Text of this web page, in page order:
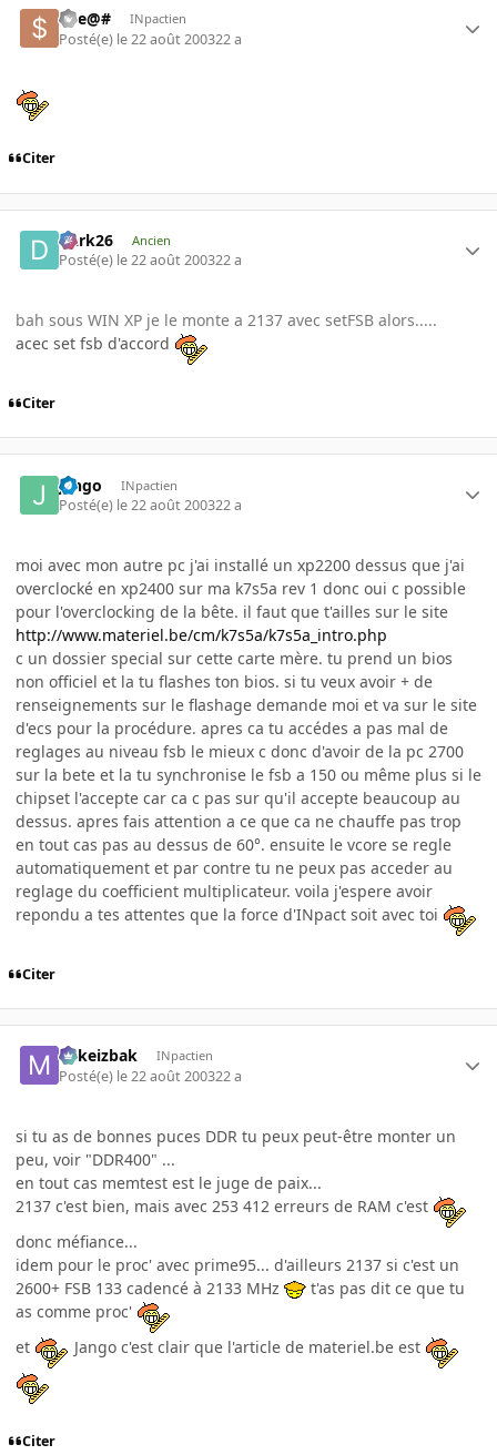
#$e@# INpactien
Posté(e) le 22 août 200322 a
Citer
Dark26 Ancien
Posté(e) le 22 août 200322 a
bah sous WIN XP je le monte a 2137 avec setFSB alors.....
acec set fsb d'accord
Citer
jango INpactien
Posté(e) le 22 août 200322 a
moi avec mon autre pc j'ai installé un xp2200 dessus que j'ai
overclocké en xp2400 sur ma k7s5a rev 1 donc oui c possible
pour l'overclocking de la bête. il faut que t'ailles sur le site
http://www.materiel.be/cm/k7s5a/k7s5a_intro.php
c un dossier special sur cette carte mère. tu prend un bios
non officiel et la tu flashes ton bios. si tu veux avoir + de
renseignements sur le flashage demande moi et va sur le site
d'ecs pour la procédure. apres ca tu accédes a pas mal de
reglages au niveau fsb le mieux c donc d'avoir de la pc 2700
sur la bete et la tu synchronise le fsb a 150 ou même plus si le
chipset l'accepte car ca c pas sur qu'il accepte beaucoup au
dessus. apres fais attention a ce que ca ne chauffe pas trop
en tout cas pas au dessus de 60°. ensuite le vcore se regle
automatiquement et par contre tu ne peux pas acceder au
reglage du coefficient multiplicateur. voila j'espere avoir
repondu a tes attentes que la force d'INpact soit avec toi
Citer
Mikeizbak INpactien
Posté(e) le 22 août 200322 a
si tu as de bonnes puces DDR tu peux peut-être monter un
peu, voir "DDR400" ...
en tout cas memtest est le juge de paix...
2137 c'est bien, mais avec 253 412 erreurs de RAM c'est
donc méfiance...
idem pour le proc' avec prime95... d'ailleurs 2137 si c'est un
2600+ FSB 133 cadencé à 2133 MHz
t'as pas dit ce que tu
as comme proc'
et
Jango c'est clair que l'article de materiel.be est
Citer